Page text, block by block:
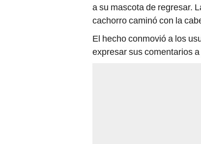
a su mascota de regresar.
cachorro caminó con la
El hecho conmovió a los
expresar sus comentarios